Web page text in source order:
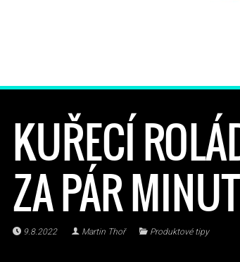
KUŘECÍ
ZA PÁR MINUT
9.8.2022 Martin Thoř Produktové tipy